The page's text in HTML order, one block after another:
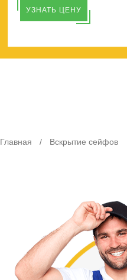
УЗНАТЬ ЦЕНУ
Главная / Вскрытие сейфов